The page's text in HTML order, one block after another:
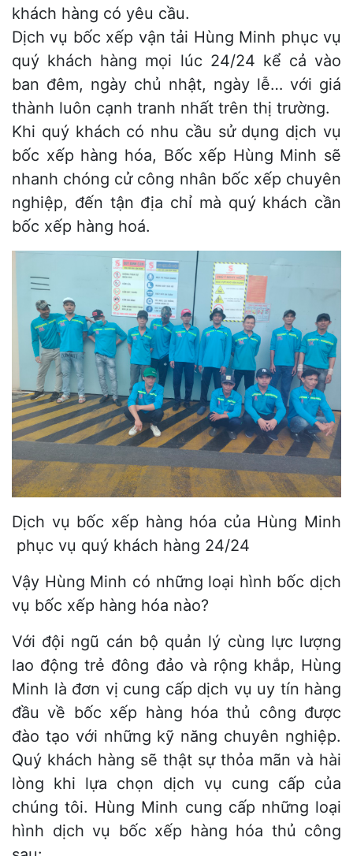
khách hàng có yêu cầu.
Dịch vụ bốc xếp vận tải Hùng Minh phục vụ
quý khách hàng mọi lúc 24/24 kể cả vào
ban đêm, ngày chủ nhật, ngày lễ… với giá
thành luôn cạnh tranh nhất trên thị trường.
Khi quý khách có nhu cầu sử dụng dịch vụ
bốc xếp hàng hóa, Bốc xếp Hùng Minh sẽ
nhanh chóng cử công nhân bốc xếp chuyên
nghiệp, đến tận địa chỉ mà quý khách cần
bốc xếp hàng hoá.
Dịch vụ bốc xếp hàng hóa của Hùng Minh
phục vụ quý khách hàng 24/24
Vậy Hùng Minh có những loại hình bốc dịch
vụ bốc xếp hàng hóa nào?
Với đội ngũ cán bộ quản lý cùng lực lượng
lao động trẻ đông đảo và rộng khắp, Hùng
Minh là đơn vị cung cấp dịch vụ uy tín hàng
đầu về bốc xếp hàng hóa thủ công được
đào tạo với những kỹ năng chuyên nghiệp.
Quý khách hàng sẽ thật sự thỏa mãn và hài
lòng khi lựa chọn dịch vụ cung cấp của
chúng tôi. Hùng Minh cung cấp những loại
hình dịch vụ bốc xếp hàng hóa thủ công